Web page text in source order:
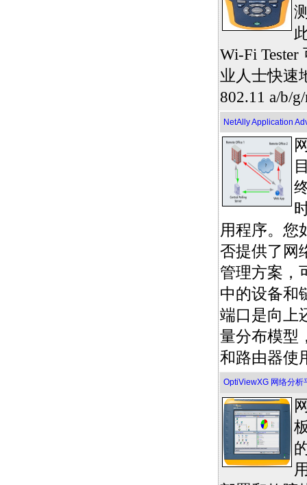
Wi-Fi
业人士快速
802.11 a/b/
NetAlly Application
用程序。您
否提供了网
管理方案，
中的设备和
端口是向上
量分布模型
和路由器使
OptiViewXG 网络分析